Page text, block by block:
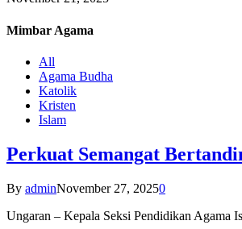
Mimbar Agama
All
Agama Budha
Katolik
Kristen
Islam
Perkuat Semangat
By adminNovember 27, 20250
Ungaran – Kepala Seksi Pendidikan Agama